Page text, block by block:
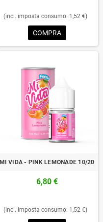
(incl. imposta consumo: 1,52 €)
COMPRA
MI VIDA - PINK LEMONADE 10/20
6,80 €
(incl. imposta consumo: 1,52 €)